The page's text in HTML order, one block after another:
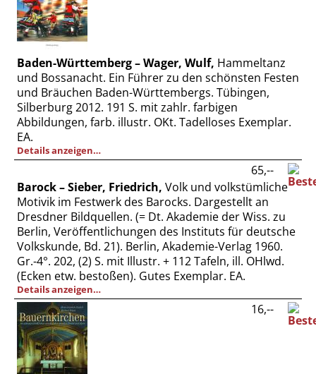
Baden-Württemberg – Wager, Wulf, Hammeltanz
und Bossanacht. Ein Führer zu den schönsten Festen
und Bräuchen Baden-Württembergs. Tübingen,
Silberburg 2012. 191 S. mit zahlr. farbigen
Abbildungen, farb. illustr. OKt. Tadelloses Exemplar.
EA.
Details anzeigen…
Barock – Sieber, Friedrich, Volk und volkstümliche
Motivik im Festwerk des Barocks. Dargestellt an
Dresdner Bildquellen. (= Dt. Akademie der Wiss. zu
Berlin, Veröffentlichungen des Instituts für deutsche
Volkskunde, Bd. 21). Berlin, Akademie-Verlag 1960.
Gr.-4°. 202, (2) S. mit Illustr. + 112 Tafeln, ill. OHlwd.
(Ecken etw. bestoßen). Gutes Exemplar. EA.
Details anzeigen…
65,--
16,--